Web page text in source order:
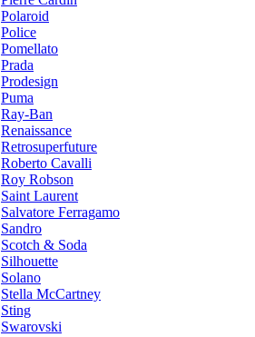
Polaroid
Police
Pomellato
Prada
Prodesign
Puma
Ray-Ban
Renaissance
Retrosuperfuture
Roberto Cavalli
Roy Robson
Saint Laurent
Salvatore Ferragamo
Sandro
Scotch & Soda
Silhouette
Solano
Stella McCartney
Sting
Swarovski